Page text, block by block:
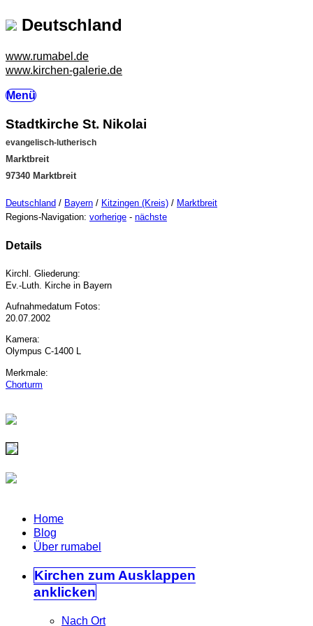
Deutschland
www.rumabel.de
www.kirchen-galerie.de
Menü
Stadtkirche St. Nikolai
evangelisch-lutherisch
Marktbreit
97340 Marktbreit
Deutschland / Bayern / Kitzingen (Kreis) / Marktbreit
Regions-Navigation: vorherige - nächste
Details
Kirchl. Gliederung:
Ev.-Luth. Kirche in Bayern
Aufnahmedatum Fotos:
20.07.2002
Kamera:
Olympus C-1400 L
Merkmale:
Chorturm
Home
Blog
Über rumabel
Kirchen zum Ausklappen
anklicken
Nach Ort